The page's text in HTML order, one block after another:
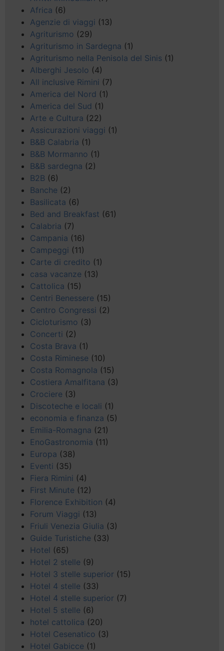
Africa (6)
Agenzie di viaggi (13)
Agriturismo (29)
Agriturismo in Sardegna (1)
Agriturismo nella Penisola del Sinis (1)
Alberghi Jesolo (4)
All inclusive Rimini (7)
America del Nord (1)
America del Sud (1)
Arte e Cultura (22)
Assicurazioni viaggi (1)
B&B Calabria (1)
B&B Mormanno (1)
B&B sardegna (2)
B2B (6)
Banche (2)
Basilicata (6)
Bed and Breakfast (61)
Calabria (7)
Campania (16)
Campeggi (11)
Carte di credito (1)
casa vacanze (13)
Cattolica (15)
Centri Benessere (15)
Centro Congressi (2)
Cicloturismo (3)
Concerti (2)
Costa Brava (1)
Costa Riminese (10)
Costa Romagnola (15)
Costiera Amalfitana (3)
Crociere (3)
Discoteche e locali (1)
economia e finanza (5)
Emilia-Romagna (21)
EnoGastronomia (11)
Europa (38)
Eventi (35)
Fiera Rimini (4)
First Minute (12)
Florence Exhibition (4)
Forum Viaggi (13)
Friuli Venezia Giulia (3)
Guide Turistiche (33)
Hotel (65)
Hotel 2 stelle (9)
Hotel 3 stelle superior (15)
Hotel 4 stelle (33)
Hotel 4 stelle superior (7)
Hotel 5 stelle (6)
hotel cattolica (20)
Hotel Cesenatico (3)
Hotel Gabicce (1)